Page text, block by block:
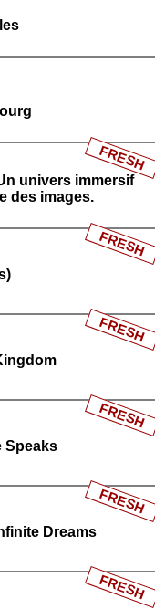
univers immersif
des images.
FRESH
FRESH
FRESH
Speaks
FRESH
Dreams
FRESH
FRESH